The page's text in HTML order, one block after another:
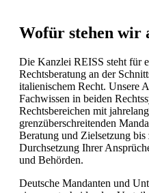
Wofür stehen wir
Die Kanzlei REISS steht für
Rechtsberatung an der
italienischem Recht. Unsere
Fachwissen in beiden
Rechtsbereichen mit
grenzüberschreitenden
Beratung und Zielsetzung bis
Durchsetzung Ihrer
und Behörden.
Deutsche Mandanten und